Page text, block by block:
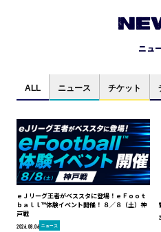
ニュ
ALL ニュース チケット
ｅＪリーグ王者がベススタに登場！ｅＦｏｏｔ
ｂａｌｌ™体験イベント開催！ ８／８（土）神
戸戦
2026.08.06 ニュース